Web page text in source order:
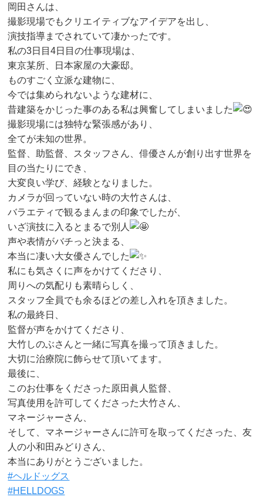
岡田さんは、
撮影現場でもクリエイティブなアイデアを出し、
演技指導までされていて凄かったです。
私の3日目4日目の仕事現場は、
東京某所、日本家屋の大豪邸。
ものすごく立派な建物に、
今では集められないような建材に、
昔建築をかじった事のある私は興奮してしまいました
撮影現場には独特な緊張感があり、
全てが未知の世界。
監督、助監督、スタッフさん、俳優さんが創り出す世界を
目の当たりにでき、
大変良い学び、経験となりました。
カメラが回っていない時の大竹さんは、
バラエティで観るまんまの印象でしたが、
いざ演技に入るとまるで別人
声や表情がバチっと決まる、
本当に凄い大女優さんでした
私にも気さくに声をかけてくださり、
周りへの気配りも素晴らしく、
スタッフ全員でも余るほどの差し入れを頂きました。
私の最終日、
監督が声をかけてくださり、
大竹しのぶさんと一緒に写真を撮って頂きました。
大切に治療院に飾らせて頂いてます。
最後に、
このお仕事をくださった原田眞人監督、
写真使用を許可してくださった大竹さん、
マネージャーさん、
そして、マネージャーさんに許可を取ってくださった、友
人の小和田みどりさん、
本当にありがとうございました。
#ヘルドッグス
#HELLDOGS